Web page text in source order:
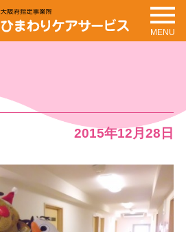
ひまわりケアサービ
MENU
2015年12月28日